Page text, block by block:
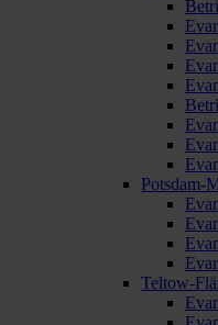
Potsdam-
Teltow-